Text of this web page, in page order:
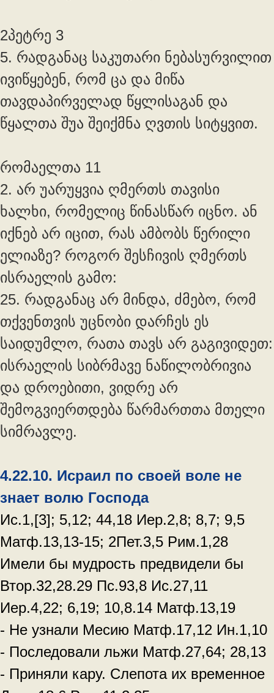
2პეტრე 3
5. რადგანაც საკუთარი ნებასურვილით
ივიწყებენ, რომ ცა და მიწა
თავდაპირველად წყლისაგან და
წყალთა შუა შეიქმნა ღვთის სიტყვით.
რომაელთა 11
2. არ უარუყვია ღმერთს თავისი
ხალხი, რომელიც წინასწარ იცნო. ან
იქნებ არ იცით, რას ამბობს წერილი
ელიაზე? როგორ შესჩივის ღმერთს
ისრაელის გამო:
25. რადგანაც არ მინდა, ძმებო, რომ
თქვენთვის უცნობი დარჩეს ეს
საიდუმლო, რათა თავს არ გაგივიდეთ:
ისრაელის სიბრმავე ნაწილობრივია
და დროებითი, ვიდრე არ
შემოგვიერთდება წარმართთა მთელი
სიმრავლე.
4.22.10. Исраил по своей воле не
знает волю Господа
Ис.1,[3]; 5,12; 44,18 Иер.2,8; 8,7; 9,5
Матф.13,13-15; 2Пет.3,5 Рим.1,28
Имели бы мудрость предвидели бы
Втор.32,28.29 Пс.93,8 Ис.27,11
Иер.4,22; 6,19; 10,8.14 Матф.13,19
- Не узнали Месию Матф.17,12 Ин.1,10
- Последовали льжи Матф.27,64; 28,13
- Приняли кару. Слепота их временное